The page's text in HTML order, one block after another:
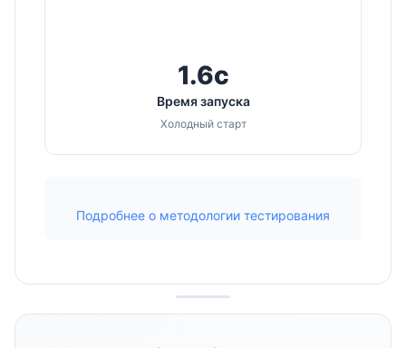
1.6с
Время запуска
Холодный старт
Подробнее о методологии тестирования